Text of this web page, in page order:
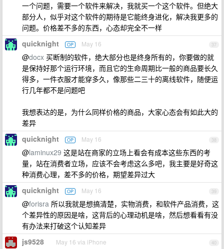
一个问题，需要一个软件来解决，我就买一个这个软件。但绝大
部分人，似乎对这个软件的期待是它能终身进化，解决我更多的
问题。价格差不多的东西，心态却完全不一样
37
quicknight OP May 16
@docx 买断制的软件，绝大部分也是终身所有的，你要做的就
是保持好那个运行环境，而且它的生命周期比一般的商品要长久
得多，一件衣服才能穿多久，像那些二三十的离线软件，随便运
行几年都不是问题吧
我想表达的是，为什么同样价格的商品，大家心态会有如此大的
差异
38
quicknight OP May 16
@laminux29 这是站在商家的立场上看会有成本这些东西的考
量，站在消费者立场，应该不会考虑这么多吧，我主要是好奇这
种消费心理，差不多的价格，期望差异过大
39
quicknight OP May 16
@forisra 所以我就是想搞清楚，实物消费，和软件产品消费，这
个差异性的原因是啥，这背后的心理动机是啥，然后想看看有没
有办法来打破这个认知差异
40
js9528 May 16 via iPhone